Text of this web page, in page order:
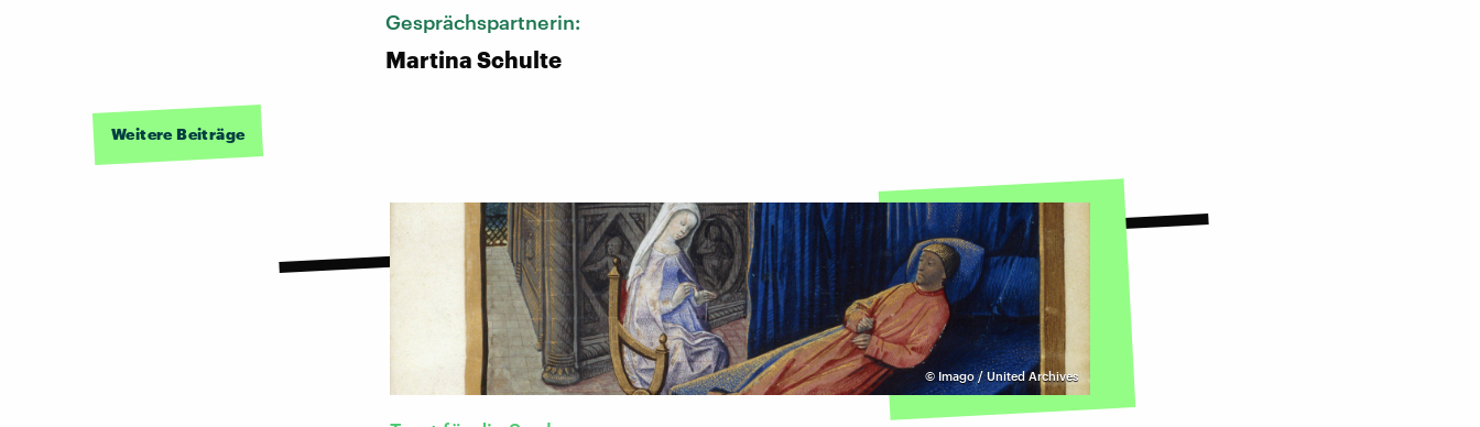
Gesprächspartnerin:
Martina Schulte
Weitere Beiträge
©Imago / United Archives